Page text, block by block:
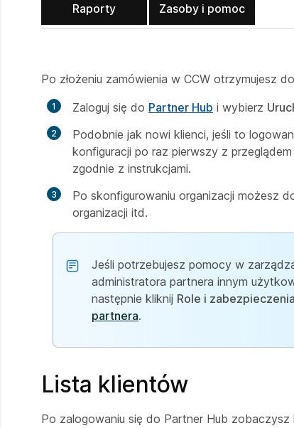
Raporty Zasoby i pomoc
Po złożeniu zamówienia w CCW otrzymujesz
Zaloguj się do Partner Hub i wybierz
Podobnie jak nowi klienci, jeśli to
konfiguracji po raz pierwszy z
zgodnie z instrukcjami.
Po skonfigurowaniu organizacji możesz
organizacji itd.
Jeśli potrzebujesz pomocy w
administratora partnera innym
następnie kliknij Role i
partnera.
Lista klientów
Po zalogowaniu się do Partner Hub